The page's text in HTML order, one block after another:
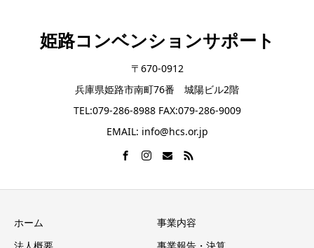
姫路コンベンションサポート
〒670-0912
兵庫県姫路市南町76番 城陽ビル2階
TEL:079-286-8988 FAX:079-286-9009
EMAIL: info@hcs.or.jp
ホーム
事業内容